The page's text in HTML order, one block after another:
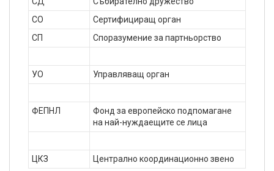
СО
Сертифициращ орган
СП
Споразумение за партньорство
УО Управляващ орган
ФЕПНЛ
Фонд за европейско подпомагане
на най-нуждаещите се лица
ЦКЗ Централно координационно звено